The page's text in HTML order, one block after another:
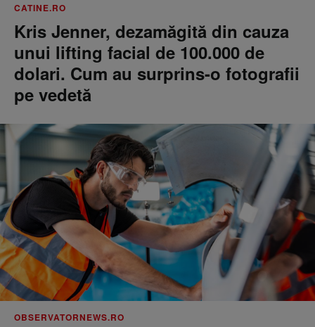
CATINE.RO
Kris Jenner, dezamăgită din cauza
unui lifting facial de 100.000 de
dolari. Cum au surprins-o fotografii
pe vedetă
OBSERVATORNEWS.RO